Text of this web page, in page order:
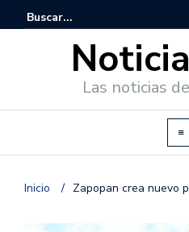
Las noticias
Inicio / Zapopan crea nuevo